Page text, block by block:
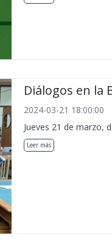
Diálogos en la
2024-03-21 18:00:00
Jueves 21 de marzo,
Leer más